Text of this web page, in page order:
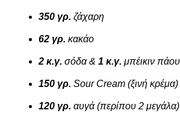
350 γρ. ζάχαρη
62 γρ. κακάο
2 κ.γ. σόδα & 1 κ.γ. μπέικιν
150 γρ. Sour Cream (ξινή κρέμα)
120 γρ. αυγά (περίπου 2 μεγάλα)